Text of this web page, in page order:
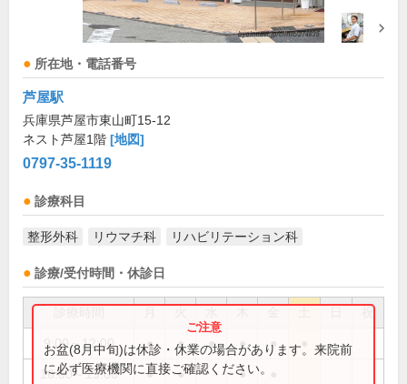
所在地・電話番号
芦屋駅
兵庫県芦屋市東山町15-12
ネスト芦屋1階 [地図]
0797-35-1119
診療科目
整形外科 リウマチ科 リハビリテーション科
診療/受付時間・休診日
祝
9:00～12:00 ● ● ● ● ●
16:00～19:00 ● ● ●
お盆(8月中旬)は休診・休業の場合があります。来院前
に必ず医療機関に直接ご確認ください。